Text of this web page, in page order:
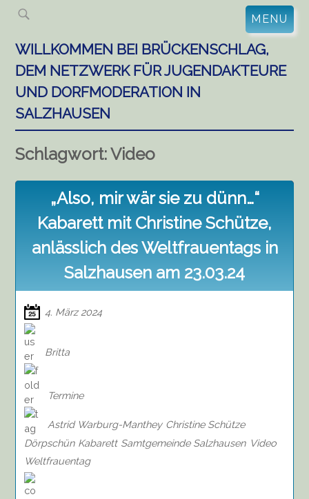
Skip
content
MENU
WILLKOMMEN BEI BRÜCKENSCHLAG,
DEM NETZWERK FÜR JUGENDAKTEURE
UND DORFMODERATION IN
SALZHAUSEN
Schlagwort:Video
„Also, mir wär sie zu dünn…“
Kabarett mit Christine Schütze,
anlässlich des Weltfrauentags in
Salzhausen am 23.03.24
4. März 2024
Britta
Termine
Astrid Warburg-Manthey Christine Schütze
Dörpschün Kabarett Samtgemeinde Salzhausen Video
Weltfrauentag